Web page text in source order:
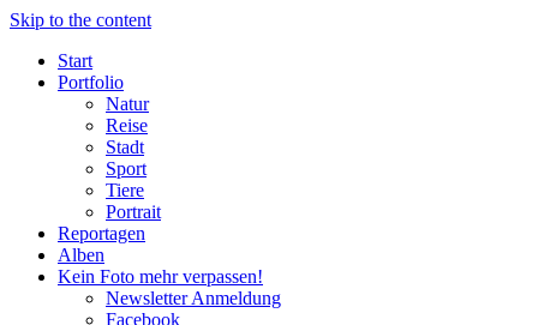
Skip to the content
Start
Portfolio
Natur
Reise
Stadt
Sport
Tiere
Portrait
Reportagen
Alben
Kein Foto mehr verpassen!
Newsletter Anmeldung
Facebook